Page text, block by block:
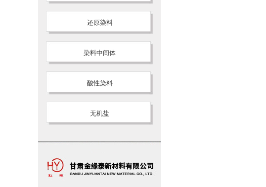
还原染料
染料中间体
酸性染料
无机盐